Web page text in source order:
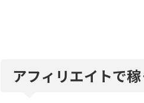
アフィリエイトで